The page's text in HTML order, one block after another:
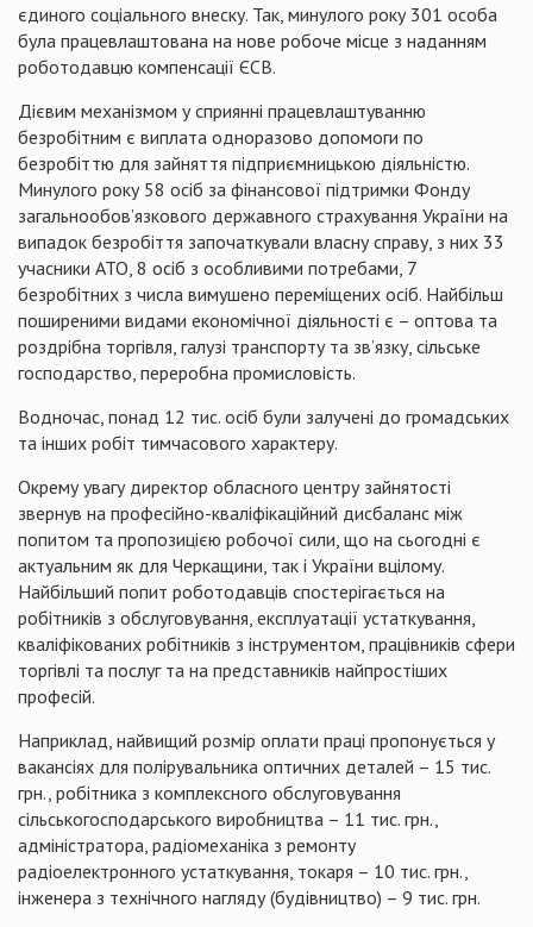
єдиного соціального внеску. Так, минулого року 301 особа
була працевлаштована на нове робоче місце з наданням
роботодавцю компенсації ЄСВ.
Дієвим механізмом у сприянні працевлаштуванню
безробітним є виплата одноразово допомоги по
безробіттю для зайняття підприємницькою діяльністю.
Минулого року 58 осіб за фінансової підтримки Фонду
загальнообов’язкового державного страхування України на
випадок безробіття започаткували власну справу, з них 33
учасники АТО, 8 осіб з особливими потребами, 7
безробітних з числа вимушено переміщених осіб. Найбільш
поширеними видами економічної діяльності є – оптова та
роздрібна торгівля, галузі транспорту та зв’язку, сільське
господарство, переробна промисловість.
Водночас, понад 12 тис. осіб були залучені до громадських
та інших робіт тимчасового характеру.
Окрему увагу директор обласного центру зайнятості
звернув на професійно-кваліфікаційний дисбаланс між
попитом та пропозицією робочої сили, що на сьогодні є
актуальним як для Черкащини, так і України вцілому.
Найбільший попит роботодавців спостерігається на
робітників з обслуговування, експлуатації устаткування,
кваліфікованих робітників з інструментом, працівників сфери
торгівлі та послуг та на представників найпростіших
професій.
Наприклад, найвищий розмір оплати праці пропонується у
вакансіях для полірувальника оптичних деталей – 15 тис.
грн., робітника з комплексного обслуговування
сільськогосподарського виробництва – 11 тис. грн.,
адміністратора, радіомеханіка з ремонту
радіоелектронного устаткування, токаря – 10 тис. грн.,
інженера з технічного нагляду (будівництво) – 9 тис. грн.